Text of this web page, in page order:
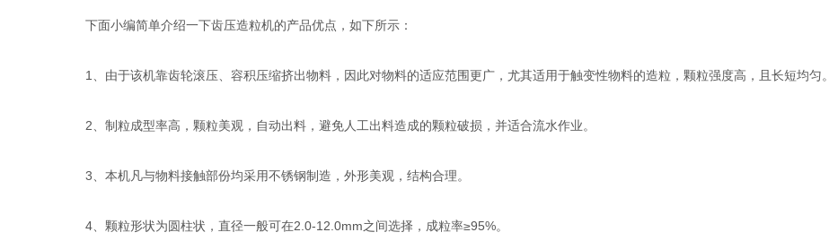
下面小编简单介绍一下齿压造粒机的产品优点，如下所示：
1、由于该机靠齿轮滚压、容积压缩挤出物料，因此对物料的适应范围更广，尤其适用于触变性物料的造粒，颗粒强度高，且长短均匀。
2、制粒成型率高，颗粒美观，自动出料，避免人工出料造成的颗粒破损，并适合流水作业。
3、本机凡与物料接触部份均采用不锈钢制造，外形美观，结构合理。
4、颗粒形状为圆柱状，直径一般可在2.0-12.0mm之间选择，成粒率≥95%。